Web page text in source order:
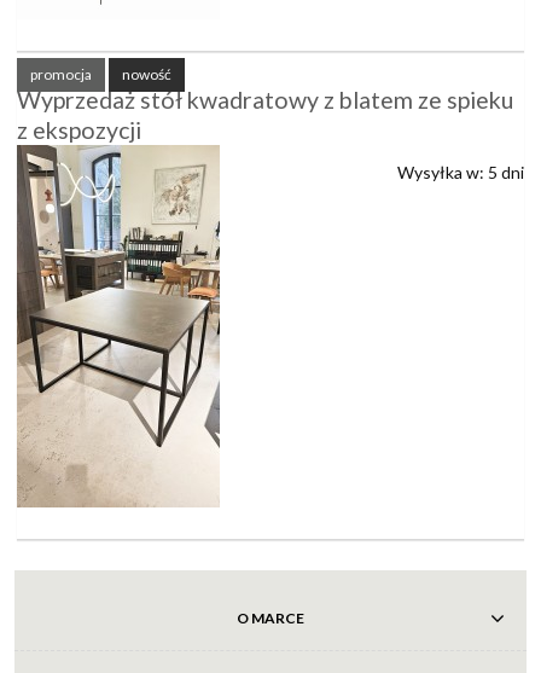
Wyprzedaż stół kwadratowy z blatem ze spieku
z ekspozycji
Wysyłka w: 5 dni
promocja nowość
O MARCE